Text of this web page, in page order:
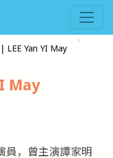
LEE Yan YI May
May
員，曾主演譚家明